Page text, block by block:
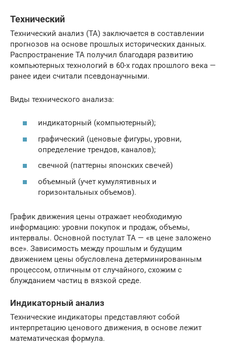
Технический
Технический анализ (ТА) заключается в составлении
прогнозов на основе прошлых исторических данных.
Распространение ТА получил благодаря развитию
компьютерных технологий в 60-х годах прошлого века —
ранее идеи считали псевдонаучными.
Виды технического анализа:
индикаторный (компьютерный);
графический (ценовые фигуры, уровни,
определение трендов, каналов);
свечной (паттерны японских свечей)
объемный (учет кумулятивных и
горизонтальных объемов).
График движения цены отражает необходимую
информацию: уровни покупок и продаж, объемы,
интервалы. Основной постулат ТА — «в цене заложено
все». Зависимость между прошлым и будущим
движением цены обусловлена детерминированным
процессом, отличным от случайного, схожим с
блужданием частиц в вязкой среде.
Индикаторный анализ
Технические индикаторы представляют собой
интерпретацию ценового движения, в основе лежит
математическая формула.